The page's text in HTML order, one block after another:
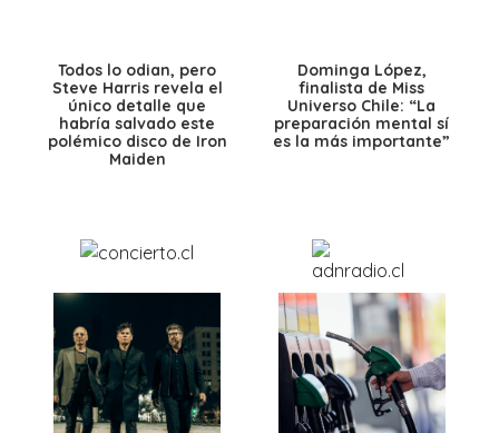
Todos lo odian, pero
Steve Harris revela el
único detalle que
habría salvado este
polémico disco de Iron
Maiden
Dominga López,
finalista de Miss
Universo Chile: “La
preparación mental sí
es la más importante”